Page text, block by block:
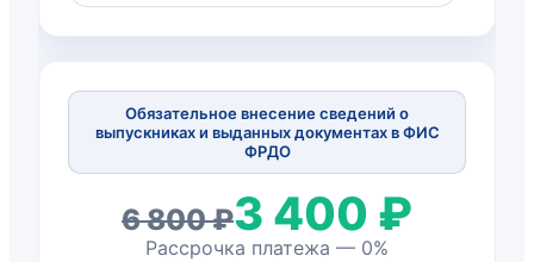
Обязательное внесение сведений о
выпускниках и выданных документах в ФИС
ФРДО
6 800 ₽3 400 ₽
Рассрочка платежа — 0%